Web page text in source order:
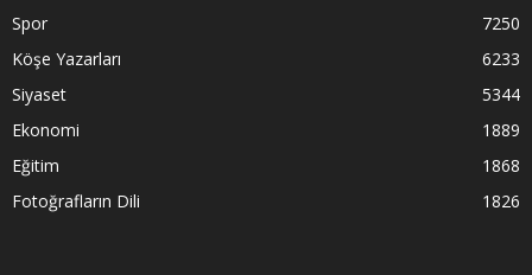
Spor
7250
Köşe Yazarları
6233
Siyaset
5344
Ekonomi
1889
Eğitim
1868
Fotoğrafların Dili
1826